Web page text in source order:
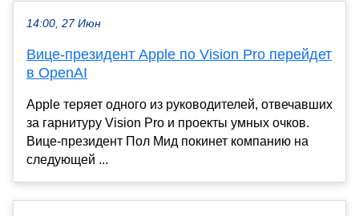
14:00, 27 Июн
Вице-президент Apple по Vision Pro перейдет
в OpenAI
Apple теряет одного из руководителей, отвечавших
за гарнитуру Vision Pro и проекты умных очков.
Вице-президент Пол Мид покинет компанию на
следующей ...